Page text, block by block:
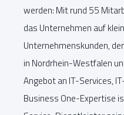
werden: Mit rund 55
das Unternehmen auf
Unternehmenskunden,
in Nordrhein-Westfalen
Angebot an IT-Services,
Business One-Expertise